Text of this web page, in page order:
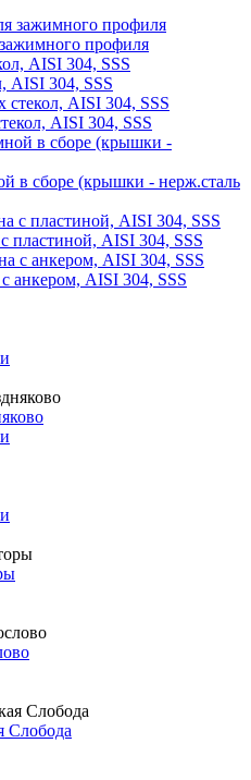
профиля
AISI 304, SSS
AISI 304, SSS
в сборе (крышки - нерж.сталь
пластиной, AISI 304, SSS
анкером, AISI 304, SSS
Слобода